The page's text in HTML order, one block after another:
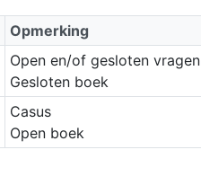
Opmerking
Open en/of gesloten vragen
Gesloten boek
Casus
Open boek